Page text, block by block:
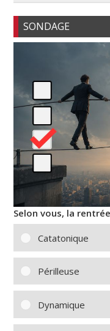
SONDAGE
Selon vous, la
Catatonique
Périlleuse
Dynamique